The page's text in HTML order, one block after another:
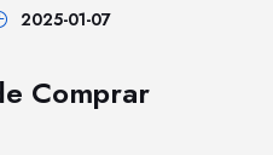
2025-01-07
Comprar